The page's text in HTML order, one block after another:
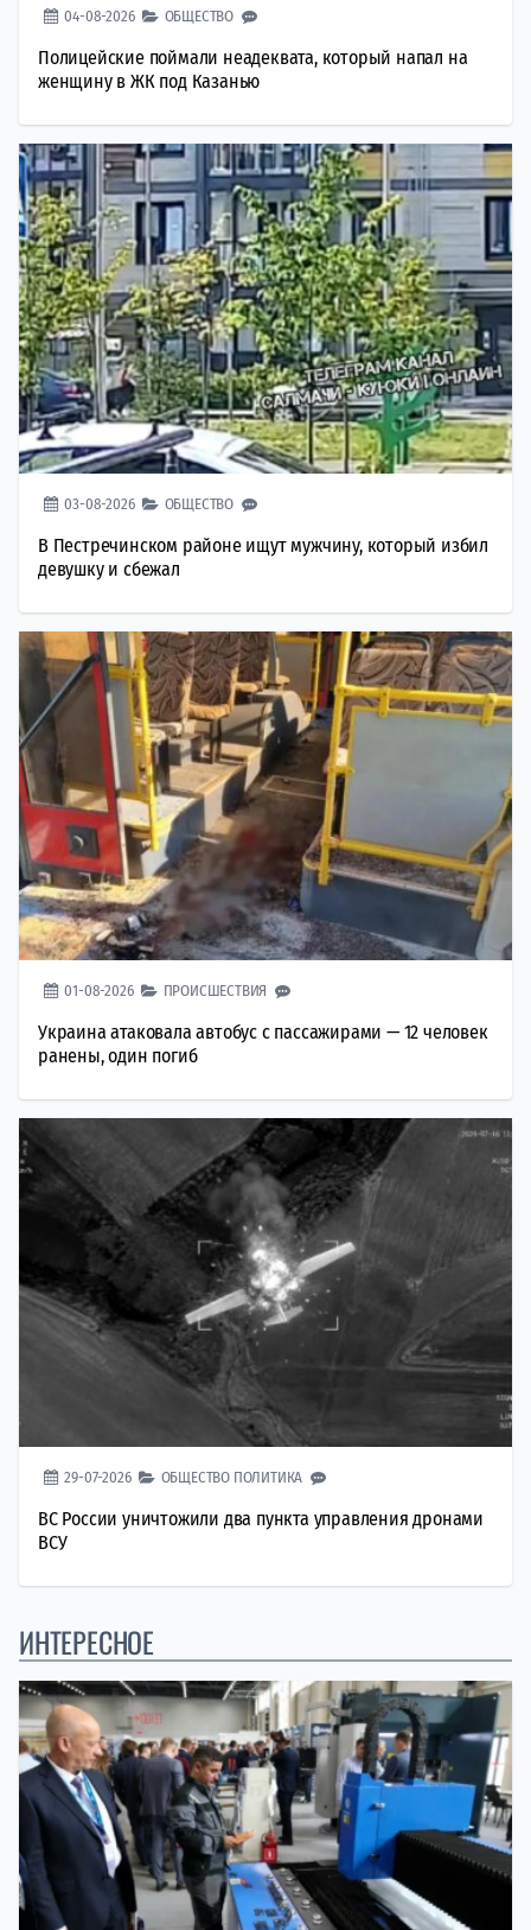
04-08-2026 ОБЩЕСТВО
Полицейские поймали неадеквата, который напал на
женщину в ЖК под Казанью
03-08-2026 ОБЩЕСТВО
В Пестречинском районе ищут мужчину, который избил
девушку и сбежал
01-08-2026 ПРОИСШЕСТВИЯ
Украина атаковала автобус с пассажирами — 12 человек
ранены, один погиб
29-07-2026 ОБЩЕСТВО ПОЛИТИКА
ВС России уничтожили два пункта управления дронами
ВСУ
ИНТЕРЕСНОЕ